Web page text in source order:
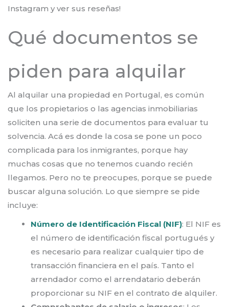
Instagram y ver sus reseñas!
Qué documentos se
piden para alquilar
Al alquilar una propiedad en Portugal, es común
que los propietarios o las agencias inmobiliarias
soliciten una serie de documentos para evaluar tu
solvencia. Acá es donde la cosa se pone un poco
complicada para los inmigrantes, porque hay
muchas cosas que no tenemos cuando recién
llegamos. Pero no te preocupes, porque se puede
buscar alguna solución. Lo que siempre se pide
incluye:
Número de Identificación Fiscal (NIF): El NIF es
el número de identificación fiscal portugués y
es necesario para realizar cualquier tipo de
transacción financiera en el país. Tanto el
arrendador como el arrendatario deberán
proporcionar su NIF en el contrato de alquiler.